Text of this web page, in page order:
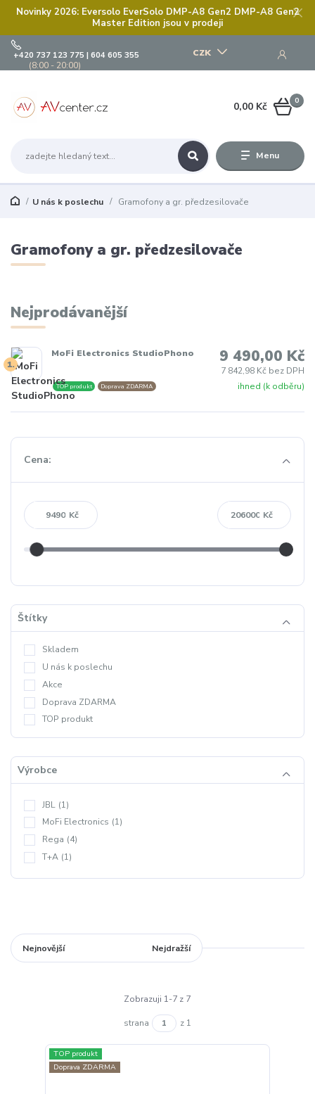
Novinky 2026: Eversolo EverSolo DMP-A8 Gen2 DMP-A8 Gen2
Master Edition jsou v prodeji
Menu
CZK
+420 737 123 775 | 604 605 355
(8:00 - 20:00)
0
0,00 Kč
U nás k poslechu Gramofony a gr. předzesilovače
Gramofony a gr. předzesilovače
Nejprodávanější
1.
MoFi Electronics StudioPhono
ihned (k odběru)
TOP produkt Doprava ZDARMA
9 490,00 Kč
7 842,98 Kč bez DPH
Cena:
Kč Kč
Štítky
Skladem
U nás k poslechu
Akce
Doprava ZDARMA
TOP produkt
Výrobce
JBL (1)
MoFi Electronics (1)
Rega (4)
T+A (1)
Nejnovější Nejdražší
Zobrazuji 1-7 z 7
strana z 1
TOP produkt
Doprava ZDARMA